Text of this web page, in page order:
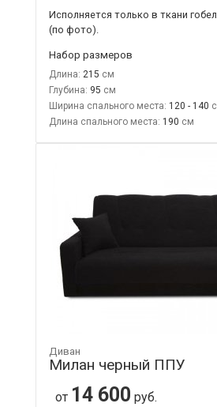
Исполняется только в ткани
(по фото).
Набор размеров
Длина: 215
Глубина: 95
Ширина спального места: 120 - 140
Длина спального места: 190
Диван
Милан черный ППУ
от 14 600 руб.